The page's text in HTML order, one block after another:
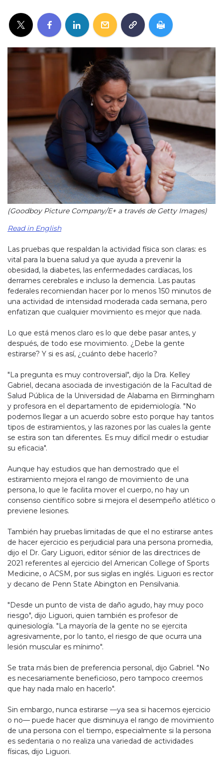
(Goodboy Picture Company/E+ a través de Getty Images)
Read in English
Las pruebas que respaldan la actividad física son claras: es
vital para la buena salud ya que ayuda a prevenir la
obesidad, la diabetes, las enfermedades cardíacas, los
derrames cerebrales e incluso la demencia. Las pautas
federales recomiendan hacer por lo menos 150 minutos de
una actividad de intensidad moderada cada semana, pero
enfatizan que cualquier movimiento es mejor que nada.
Lo que está menos claro es lo que debe pasar antes, y
después, de todo ese movimiento. ¿Debe la gente
estirarse? Y si es así, ¿cuánto debe hacerlo?
"La pregunta es muy controversial", dijo la Dra. Kelley
Gabriel, decana asociada de investigación de la Facultad de
Salud Pública de la Universidad de Alabama en Birmingham
y profesora en el departamento de epidemiología. "No
podemos llegar a un acuerdo sobre esto porque hay tantos
tipos de estiramientos, y las razones por las cuales la gente
se estira son tan diferentes. Es muy difícil medir o estudiar
su eficacia".
Aunque hay estudios que han demostrado que el
estiramiento mejora el rango de movimiento de una
persona, lo que le facilita mover el cuerpo, no hay un
consenso científico sobre si mejora el desempeño atlético o
previene lesiones.
También hay pruebas limitadas de que el no estirarse antes
de hacer ejercicio es perjudicial para una persona promedia,
dijo el Dr. Gary Liguori, editor sénior de las directrices de
2021 referentes al ejercicio del American College of Sports
Medicine, o ACSM, por sus siglas en inglés. Liguori es rector
y decano de Penn State Abington en Pensilvania.
"Desde un punto de vista de daño agudo, hay muy poco
riesgo", dijo Liguori, quien también es profesor de
quinesiología. "La mayoría de la gente no se ejercita
agresivamente, por lo tanto, el riesgo de que ocurra una
lesión muscular es mínimo".
Se trata más bien de preferencia personal, dijo Gabriel. "No
es necesariamente beneficioso, pero tampoco creemos
que hay nada malo en hacerlo".
Sin embargo, nunca estirarse —ya sea si hacemos ejercicio
o no— puede hacer que disminuya el rango de movimiento
de una persona con el tiempo, especialmente si la persona
es sedentaria o no realiza una variedad de actividades
físicas, dijo Liguori.